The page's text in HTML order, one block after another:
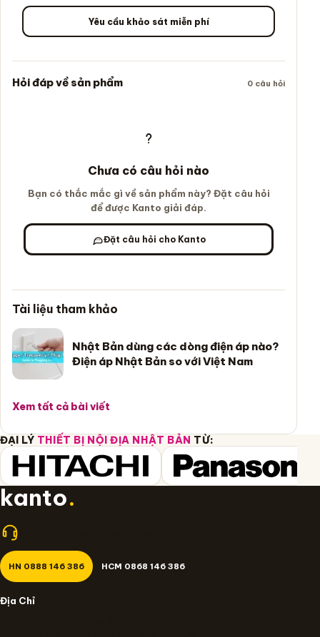
Yêu cầu khảo sát miễn phí
Hỏi đáp về sản phẩm 0 câu hỏi
Chưa có câu hỏi nào
Bạn có thắc mắc gì về sản phẩm này? Đặt câu hỏi
để được Kanto giải đáp.
Đặt câu hỏi cho Kanto
Tài liệu tham khảo
Nhật Bản dùng các dòng điện áp nào?
Điện áp Nhật Bản so với Việt Nam
Xem tất cả bài viết
ĐẠI LÝ THIẾT BỊ NỘI ĐỊA NHẬT BẢN TỪ:
kanto.
HN 0888 146 386 HCM 0868 146 386
Địa Chỉ